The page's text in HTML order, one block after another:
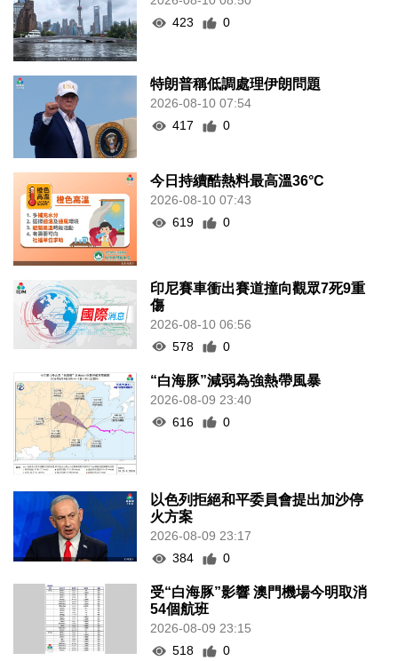
423
0
特朗普稱低調處理伊朗問題
2026-08-10 07:54
417
0
今日持續酷熱料最高溫36°C
2026-08-10 07:43
619
0
印尼賽車衝出賽道撞向觀眾7死9重
傷
2026-08-10 06:56
578
0
“白海豚”減弱為強熱帶風暴
2026-08-09 23:40
616
0
以色列拒絕和平委員會提出加沙停
火方案
2026-08-09 23:17
384
0
受“白海豚”影響 澳門機場今明取消
54個航班
2026-08-09 23:15
518
0